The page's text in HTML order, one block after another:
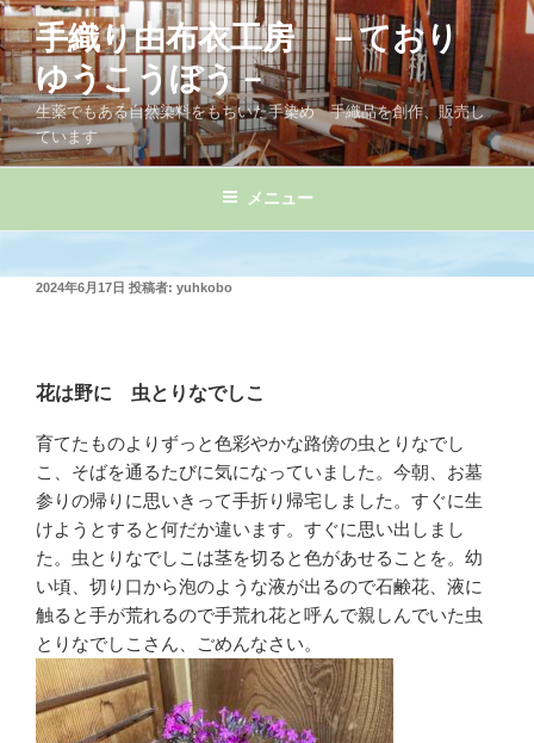
コ
ン
テ
ン
ツ
へ
手織り由布衣工房 －ており
ゆうこうぼう－
生薬でもある自然染料をもちいた手染め 手織品を創作、販売し
ています
メニュー
投
2024年6月17日 投稿者: yuhkobo
花は野に 虫とりなでしこ
育てたものよりずっと色彩やかな路傍の虫とりなでし
こ、そばを通るたびに気になっていました。今朝、お墓
参りの帰りに思いきって手折り帰宅しました。すぐに生
けようとすると何だか違います。すぐに思い出しまし
た。虫とりなでしこは茎を切ると色があせることを。幼
い頃、切り口から泡のような液が出るので石鹸花、液に
触ると手が荒れるので手荒れ花と呼んで親しんでいた虫
とりなでしこさん、ごめんなさい。